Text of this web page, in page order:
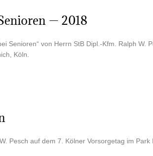
— 2018
Senio­ren“ von Herrn StB Dipl.-Kfm. Ralph W.
Köln.
Pesch auf dem 7. Köl­ner Vor­sor­ge­tag im Park